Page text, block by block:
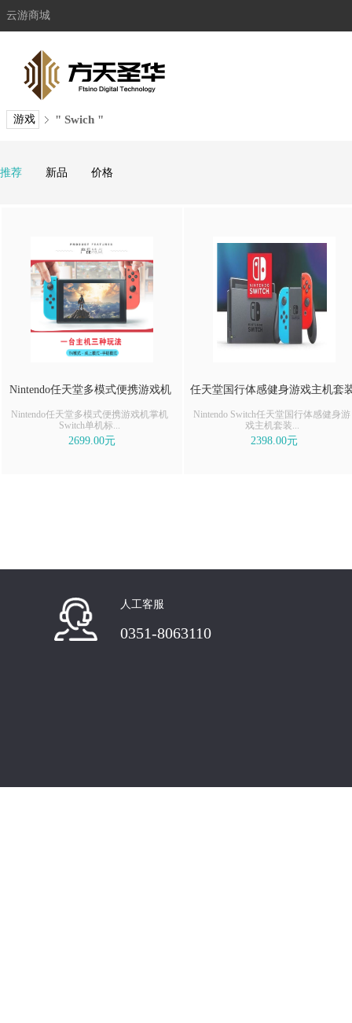
云游商城
游戏 " Swich "
推荐 新品 价格
Nintendo任天堂多模式便携游戏机
Nintendo任天堂多模式便携游戏机掌机
Switch单机标...
2699.00元
任天堂国行体感健身游戏主机套
Nintendo Switch任天堂国行体感健身游
戏主机套装...
2398.00元
人工客服
0351-8063110